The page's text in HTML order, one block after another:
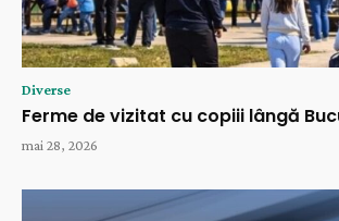
Diverse
Ferme de vizitat cu copiii lângă
mai 28, 2026